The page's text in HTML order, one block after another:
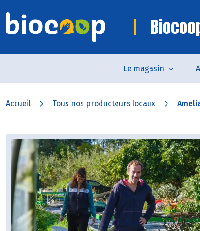
Le magasin
Accueil Tous nos producteurs locaux